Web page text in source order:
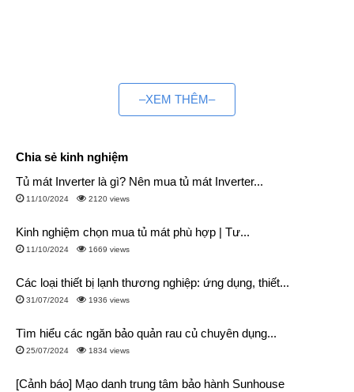
–XEM THÊM–
Chia sẻ kinh nghiệm
Tủ mát Inverter là gì? Nên mua tủ mát Inverter...
11/10/2024 2120 views
Kinh nghiệm chọn mua tủ mát phù hợp | Tư...
11/10/2024 1669 views
Các loại thiết bị lạnh thương nghiệp: ứng dụng, thiết...
31/07/2024 1936 views
Tìm hiểu các ngăn bảo quản rau củ chuyên dụng...
25/07/2024 1834 views
[Cảnh báo] Mạo danh trung tâm bảo hành Sunhouse